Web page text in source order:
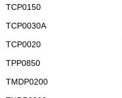
TCP0150
TCP0030A
TCP0020
TPP0850
TMDP0200